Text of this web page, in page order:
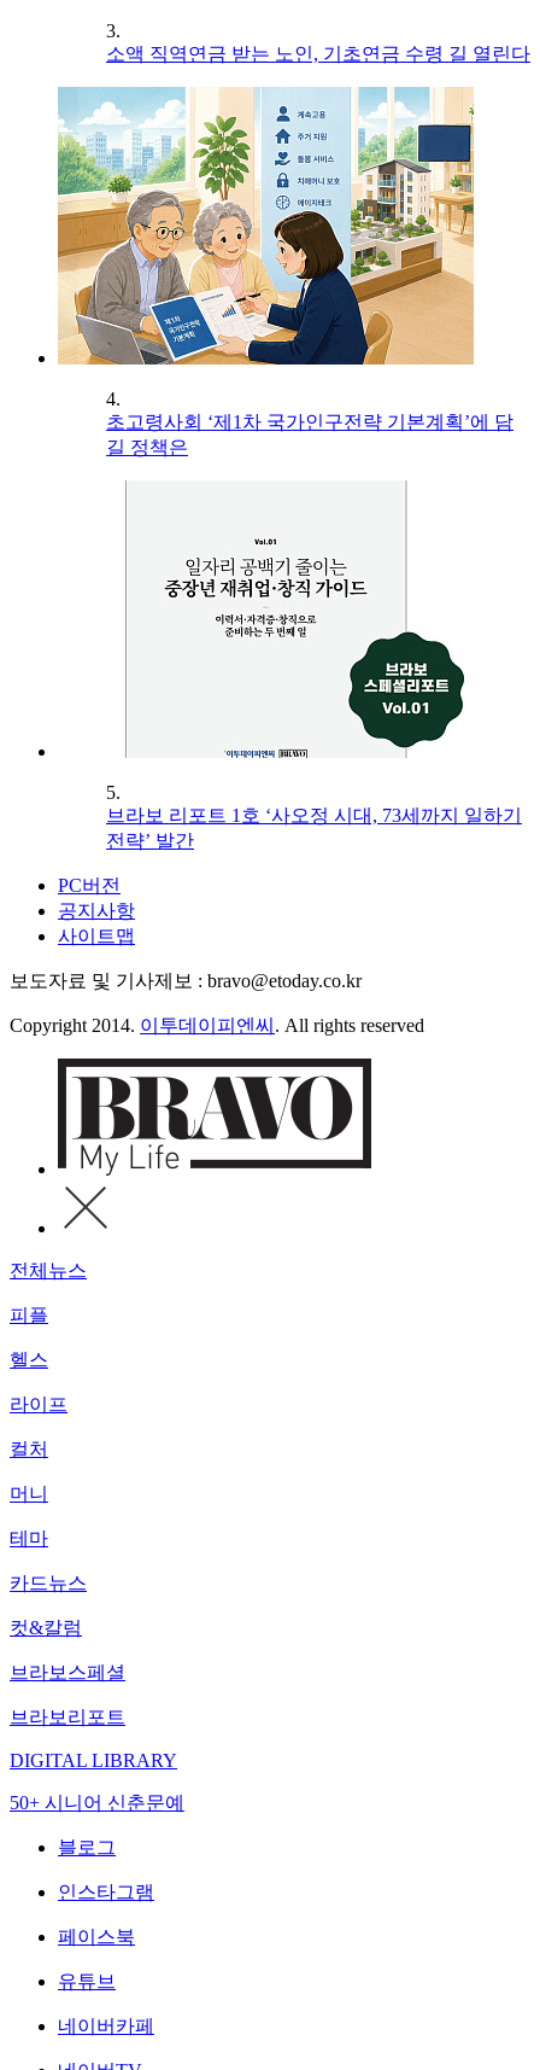
3.
소액 직역연금 받는 노인, 기초연금 수령 길 열린다
4.
초고령사회 ‘제1차 국가인구전략 기본계획’에 담
길 정책은
5.
브라보 리포트 1호 ‘사오정 시대, 73세까지 일하기
전략’ 발간
PC버전
공지사항
사이트맵
보도자료 및 기사제보 : bravo@etoday.co.kr
Copyright 2014. 이투데이피엔씨 . All rights reserved
전체뉴스
피플
헬스
라이프
컬처
머니
테마
카드뉴스
컷&칼럼
브라보스페셜
브라보리포트
DIGITAL LIBRARY
50+ 시니어 신춘문예
블로그
인스타그램
페이스북
유튜브
네이버카페